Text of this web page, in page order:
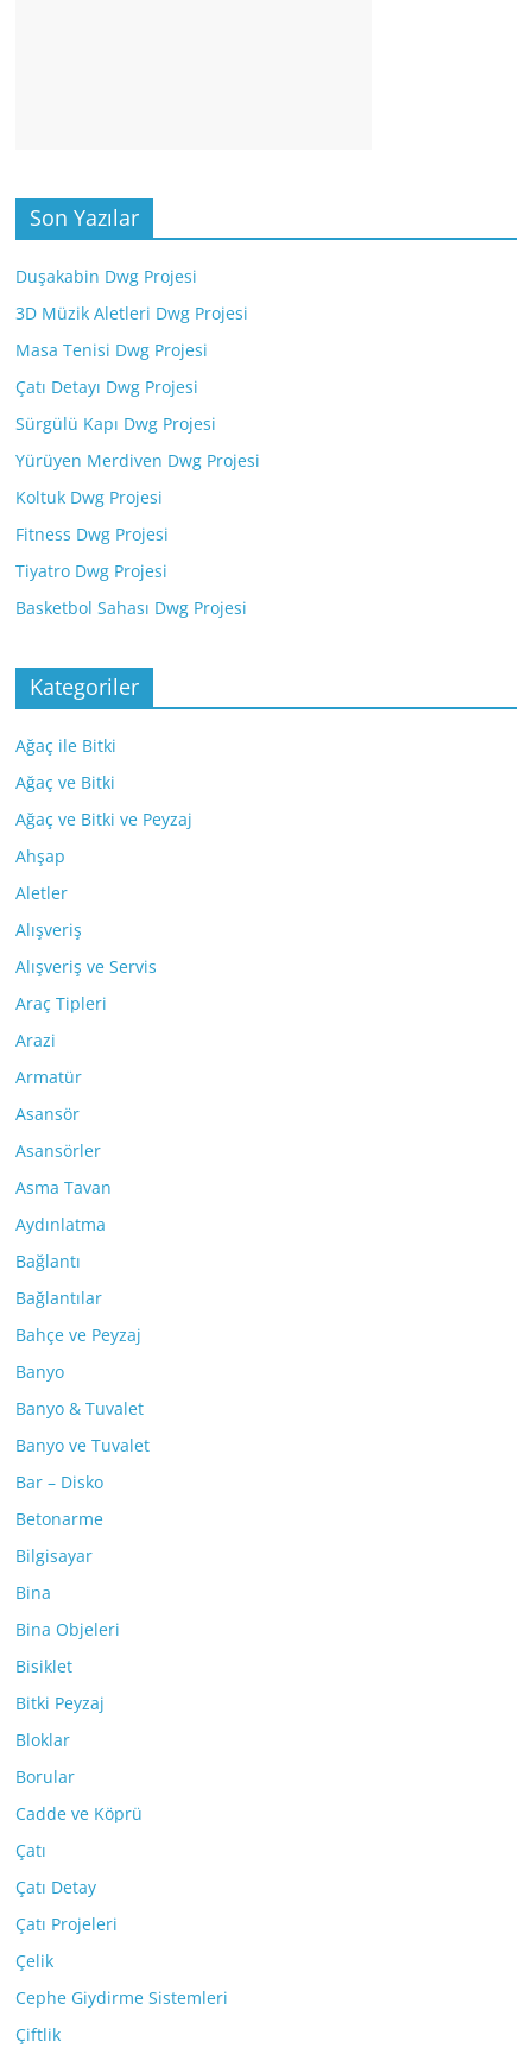
Son Yazılar
Duşakabin Dwg Projesi
3D Müzik Aletleri Dwg Projesi
Masa Tenisi Dwg Projesi
Çatı Detayı Dwg Projesi
Sürgülü Kapı Dwg Projesi
Yürüyen Merdiven Dwg Projesi
Koltuk Dwg Projesi
Fitness Dwg Projesi
Tiyatro Dwg Projesi
Basketbol Sahası Dwg Projesi
Kategoriler
Ağaç ile Bitki
Ağaç ve Bitki
Ağaç ve Bitki ve Peyzaj
Ahşap
Aletler
Alışveriş
Alışveriş ve Servis
Araç Tipleri
Arazi
Armatür
Asansör
Asansörler
Asma Tavan
Aydınlatma
Bağlantı
Bağlantılar
Bahçe ve Peyzaj
Banyo
Banyo & Tuvalet
Banyo ve Tuvalet
Bar – Disko
Betonarme
Bilgisayar
Bina
Bina Objeleri
Bisiklet
Bitki Peyzaj
Bloklar
Borular
Cadde ve Köprü
Çatı
Çatı Detay
Çatı Projeleri
Çelik
Cephe Giydirme Sistemleri
Çiftlik